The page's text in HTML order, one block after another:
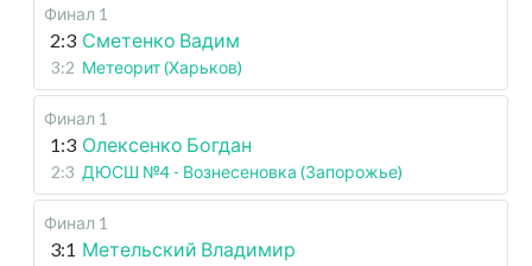
Финал 1
2:3 Сметенко Вадим
3:2 Метеорит (Харьков)
Финал 1
1:3 Олексенко Богдан
2:3 ДЮСШ №4 - Вознесеновка (Запорожье)
Финал 1
3:1 Метельский Владимир